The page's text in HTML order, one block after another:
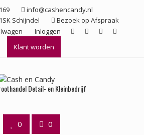
info@cashencandy.nl
Schijndel
Bezoek op Afspraak
Inloggen
Klant worden
Detail- en Kleinbedrijf
0 0